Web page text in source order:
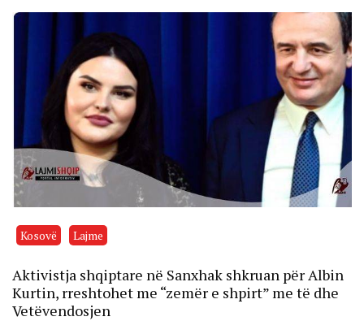
Kosovë Lajme
Aktivistja shqiptare në Sanxhak shkruan për Albin
Kurtin, rreshtohet me “zemër e shpirt” me të dhe
Vetëvendosjen